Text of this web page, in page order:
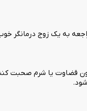
یک زوج درمانگر خوب
قضاوت یا شرم صحبت